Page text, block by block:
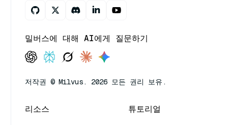
밀버스에 대해 AI에게 질문하기
저작권 © Milvus. 2026 모든 권리 보유.
리소스 튜토리얼